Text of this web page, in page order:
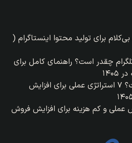
برای تولید محتوا اینستاگرام (
چقدر است؟ راهنمای کامل برای
فروش B2B چیست؟ ۷ استراتژی عملی برای افزایش
| 15 روش عملی و کم هزینه برای افزایش فروش